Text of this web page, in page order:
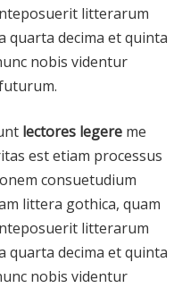
litterarum
quarta decima et quinta
nobis videntur
lectores legere me
est etiam processus
consuetudium
littera gothica, quam
litterarum
quarta decima et quinta
nobis videntur